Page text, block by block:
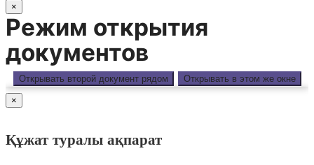
×
Режим открытия
документов
Открывать второй документ рядом Открывать в этом же окне
×
Құжат туралы ақпарат